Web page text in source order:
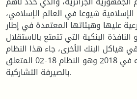
الإسلامية شيوعا في العالم الإسلامي،
عليها وهيئاتها المعتمدة في إطار
البنكية التي تتمتع بالاستقلال
هياكل البنك الأخرى، جاء هذا النظام
بعد نظام سبقه في 2018 وهو النظام 18-02 المتعلق
بالصيرفة التشاركية.